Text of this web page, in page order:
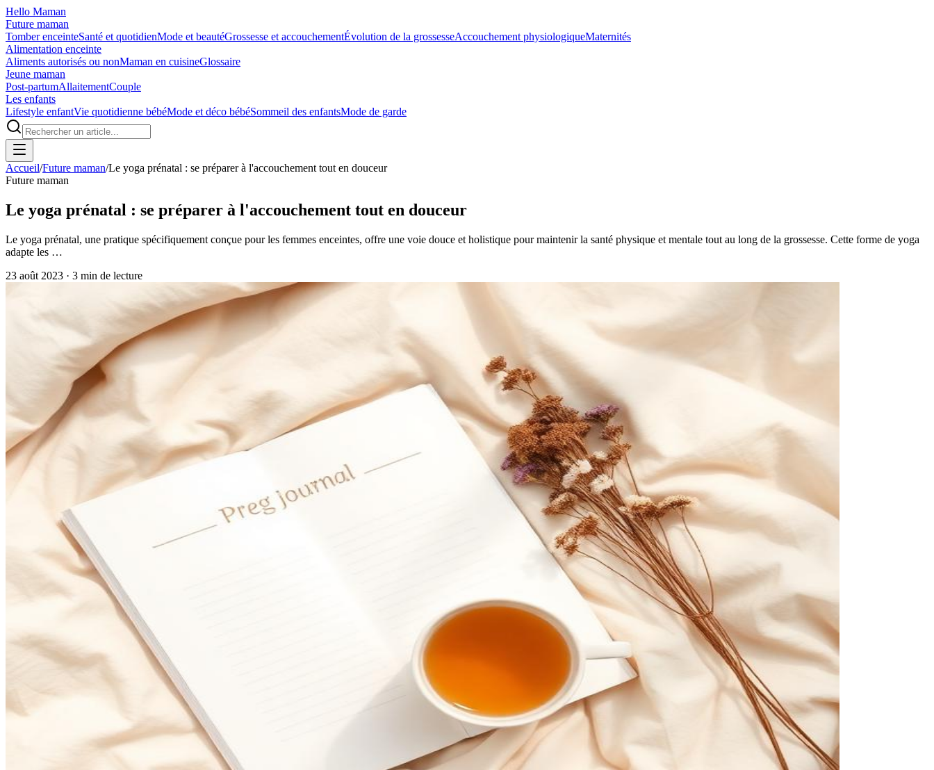
Hello Maman
Future maman
Tomber enceinteSanté et quotidienMode et beautéGrossesse et accouchementÉvolution de la grossesseAccouchement physiologiqueMaternités
Alimentation enceinte
Aliments autorisés ou nonMaman en cuisineGlossaire
Jeune maman
Post-partumAllaitementCouple
Les enfants
Lifestyle enfantVie quotidienne bébéMode et déco bébéSommeil des enfantsMode de garde
Accueil/Future maman/Le yoga prénatal : se préparer à l'accouchement tout en douceur
Future maman
Le yoga prénatal : se préparer à l'accouchement tout en douceur
Le yoga prénatal, une pratique spécifiquement conçue pour les femmes enceintes, offre une voie douce et holistique pour maintenir la santé physique et mentale tout au long de la grossesse. Cette forme de yoga
adapte les …
23 août 2023 · 3 min de lecture